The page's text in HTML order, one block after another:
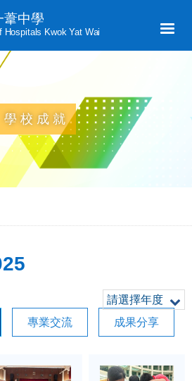
葦中學
Hospitals Kwok Yat Wai
學校成就
請選擇年度
專業交流 成果分享